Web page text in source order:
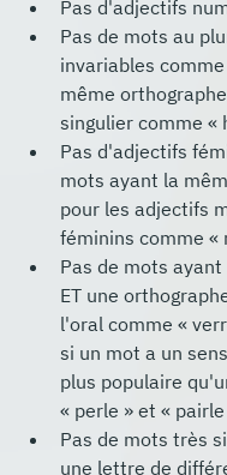
Pas d'adjectifs
Pas de mots au
invariables
même
singulier comme «
Pas d'adjectifs
mots ayant la
pour les adjectifs
féminins comme «
Pas de mots
ET une
l'oral comme «
si un mot a un
plus populaire
« perle » et « pairle
Pas de mots très
une lettre de